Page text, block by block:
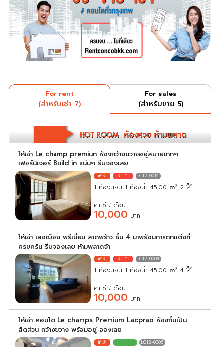
For rent
(สำหรับเช่า 7)
For sales
(สำหรับขาย 5)
ให้เช่า Le champ premiun ห้องกว้างขวางอยู่สบายมากๆ
เฟอร์นิเจอร์ Build in แน่นๆ รีบจองเลย
LC12-0014
1 ห้องนอน 1 ห้องน้ำ 45.00 m2 2
ค่าเช่า/เดือน
10,000 บาท
ให้เช่า เลอฌ็อง พรีเมี่ยม ลาดพร้าว ชั้น 4 มาพร้อมการตกแต่งที่
ครบครัน รีบจองเลย ห้ามพลาดจ้า
LC12-0004
1 ห้องนอน 1 ห้องน้ำ 45.00 m2 4
ค่าเช่า/เดือน
10,000 บาท
ให้เช่า คอนโด Le champs Premium Ladprao ห้องกั้นเป็น
สัดส่วน กว้างขวาง พร้อมอยู่ จองเลย
LC12-0006